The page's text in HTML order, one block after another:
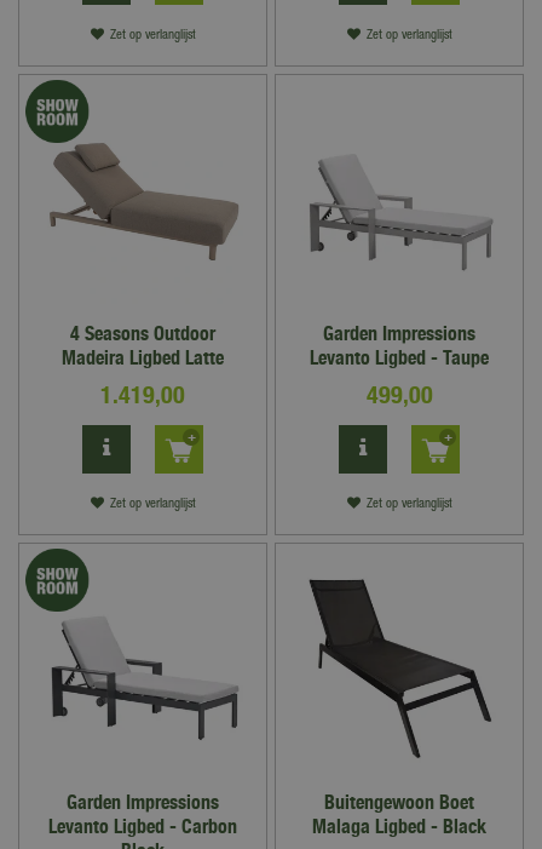
Zet op verlanglijst Zet op verlanglijst
4 Seasons Outdoor
Madeira Ligbed Latte
1.419,00
Zet op verlanglijst
Garden Impressions
Levanto Ligbed - Taupe
499,00
Zet op verlanglijst
Garden Impressions
Levanto Ligbed - Carbon
Buitengewoon Boet
Malaga Ligbed - Black